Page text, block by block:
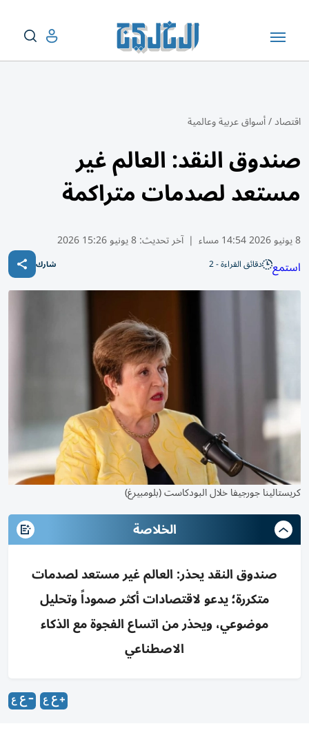
اقتصاد/أسواق عربية وعالمية
صندوق النقد: العالم غير
مستعد لصدمات متراكمة
8 يونيو 2026 14:54 مساء | آخر تحديث:8 يونيو 15:26 2026
استمع دقائق القراءة - 2 شارك
كريستالينا جورجيفا خلال البودكاست (بلومبيرغ)
الخلاصة
صندوق النقد يحذر: العالم غير مستعد لصدمات
متكررة؛ يدعو لاقتصادات أكثر صموداً وتحليل
موضوعي، ويحذر من اتساع الفجوة مع الذكاء
الاصطناعي